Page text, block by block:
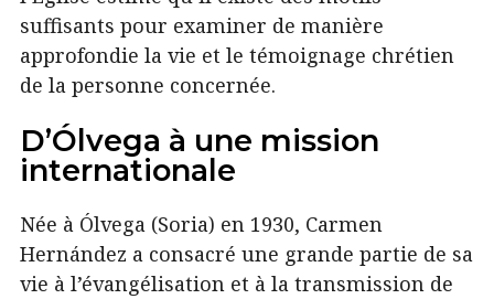
suffisants pour examiner de manière
approfondie la vie et le témoignage chrétien
de la personne concernée.
D’Ólvega à une mission
internationale
Née à Ólvega (Soria) en 1930, Carmen
Hernández a consacré une grande partie de sa
vie à l’évangélisation et à la transmission de